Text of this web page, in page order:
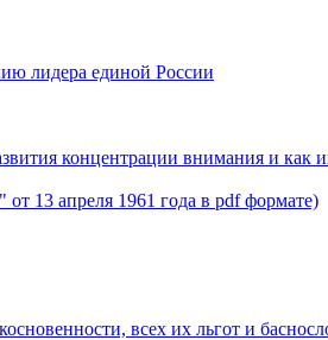
лидера единой России
концентрации внимания и как
13 апреля 1961 года в pdf формате)
всех их льгот и